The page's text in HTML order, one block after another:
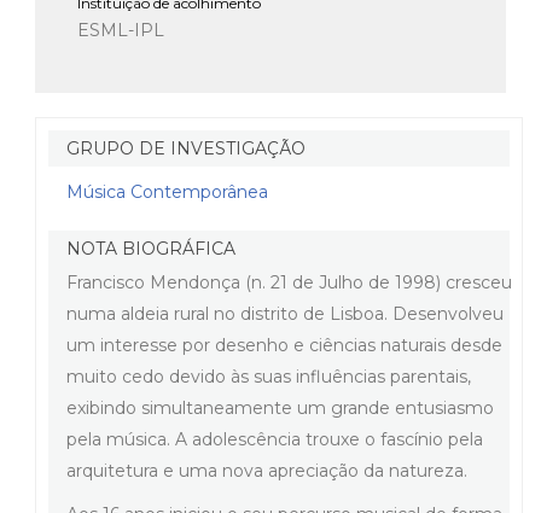
ESML-IPL
GRUPO DE INVESTIGAÇÃO
Música Contemporânea
NOTA BIOGRÁFICA
Francisco Mendonça (n. 21 de Julho de 1998) cresceu
numa aldeia rural no distrito de Lisboa. Desenvolveu
um interesse por desenho e ciências naturais desde
muito cedo devido às suas influências parentais,
exibindo simultaneamente um grande entusiasmo
pela música. A adolescência trouxe o fascínio pela
arquitetura e uma nova apreciação da natureza.